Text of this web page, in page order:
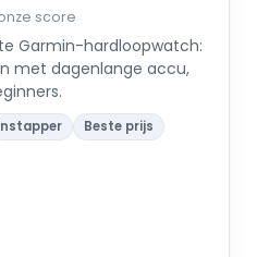
onze score
Garmin-hardloopwatch:
met dagenlange accu,
Beste prijs